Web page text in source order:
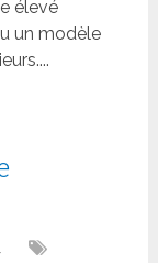
élevé
un modèle